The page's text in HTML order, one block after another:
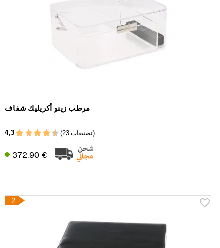
مرطب زينو أكريليك شفاف
4,3 (23 تصنيفات)
372.90 €
2